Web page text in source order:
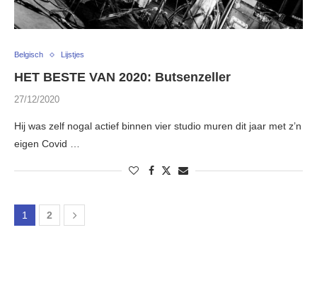
Belgisch Lijstjes
HET BESTE VAN 2020: Butsenzeller
27/12/2020
Hij was zelf nogal actief binnen vier studio muren dit jaar met z’n
eigen Covid …
1 2